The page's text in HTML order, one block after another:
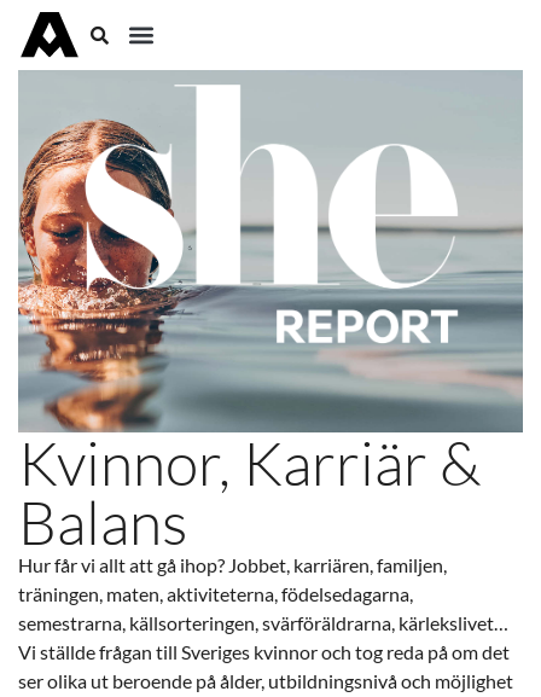
Kvinnor, Karriär &
Balans
Hur får vi allt att gå ihop? Jobbet, karriären, familjen,
träningen, maten, aktiviteterna, födelsedagarna,
semestrarna, källsorteringen, svärföräldrarna, kärlekslivet…
Vi ställde frågan till Sveriges kvinnor och tog reda på om det
ser olika ut beroende på ålder, utbildningsnivå och möjlighet